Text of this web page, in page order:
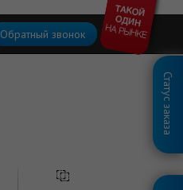
Статус заказа
Обратный звонок